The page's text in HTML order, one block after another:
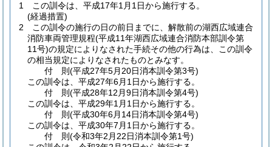
1
この訓令は、平成17年1月1日から施行する。
(経過措置)
2
この訓令の施行の日の前日までに、解散前の湖西広域連合
消防車両管理規程(平成11年湖西広域連合消防本部訓令第
11号)の規定によりなされた手続その他の行為は、この訓令
の相当規定によりなされたものとみなす。
付 則(平成27年5月20日消本訓令第3号)
この訓令は、平成27年6月1日から施行する。
付 則(平成28年12月9日消本訓令第4号)
この訓令は、平成29年1月1日から施行する。
付 則(平成30年6月14日消本訓令第4号)
この訓令は、平成30年7月1日から施行する。
付 則(令和3年2月22日消本訓令第1号)